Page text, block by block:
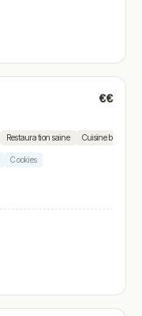
€€
Restauration saine Cuisine bio
Cookies